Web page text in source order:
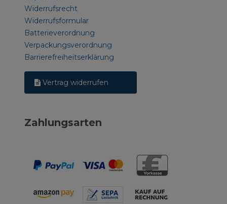
Widerrufsrecht
Widerrufsformular
Batterieverordnung
Verpackungsverordnung
Barrierefreiheitserklärung
Vertrag widerrufen
Zahlungsarten